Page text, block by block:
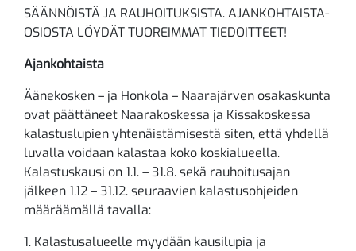
SÄÄNNÖISTÄ JA RAUHOITUKSISTA. AJANKOHTAISTA-
OSIOSTA LÖYDÄT TUOREIMMAT TIEDOITTEET!
Ajankohtaista
Äänekosken – ja Honkola – Naarajärven osakaskunta
ovat päättäneet Naarakoskessa ja Kissakoskessa
kalastuslupien yhtenäistämisestä siten, että yhdellä
luvalla voidaan kalastaa koko koskialueella.
Kalastuskausi on 1.1. – 31.8. sekä rauhoitusajan
jälkeen 1.12 – 31.12. seuraavien kalastusohjeiden
määräämällä tavalla:
1. Kalastusalueelle myydään kausilupia ja